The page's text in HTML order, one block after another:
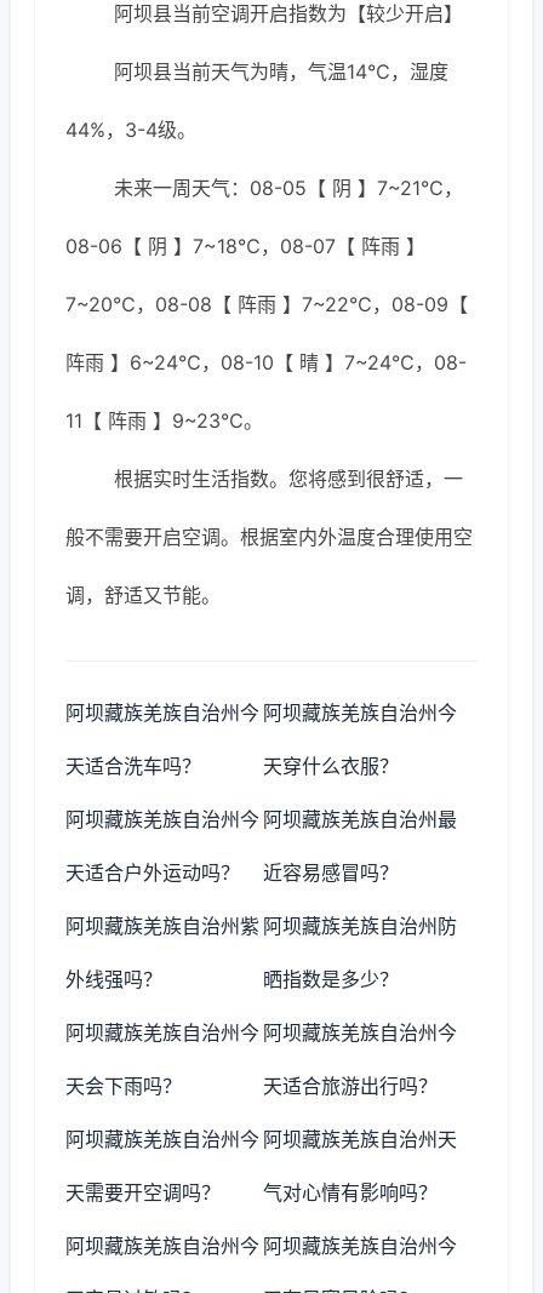
阿坝县当前空调开启指数为【较少开启】
阿坝县当前天气为晴，气温14℃，湿度
44%，3-4级。
未来一周天气：08-05【 阴 】7~21℃，
08-06【 阴 】7~18℃，08-07【 阵雨 】
7~20℃，08-08【 阵雨 】7~22℃，08-09【
阵雨 】6~24℃，08-10【 晴 】7~24℃，08-
11【 阵雨 】9~23℃。
根据实时生活指数。您将感到很舒适，一
般不需要开启空调。根据室内外温度合理使用空
调，舒适又节能。
阿坝藏族羌族自治州今
天适合洗车吗？
阿坝藏族羌族自治州今
天穿什么衣服？
阿坝藏族羌族自治州今
天适合户外运动吗？
阿坝藏族羌族自治州最
近容易感冒吗？
阿坝藏族羌族自治州紫
外线强吗？
阿坝藏族羌族自治州防
晒指数是多少？
阿坝藏族羌族自治州今
天会下雨吗？
阿坝藏族羌族自治州今
天适合旅游出行吗？
阿坝藏族羌族自治州今
天需要开空调吗？
阿坝藏族羌族自治州天
气对心情有影响吗？
阿坝藏族羌族自治州今 阿坝藏族羌族自治州今